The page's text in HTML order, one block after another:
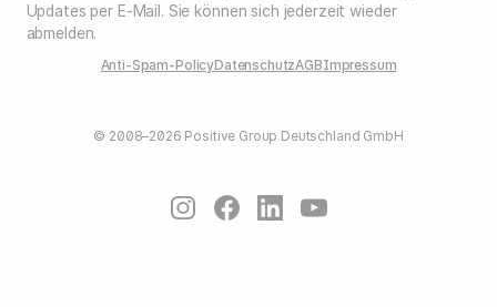
Updates per E-Mail. Sie können sich jederzeit wieder
abmelden.
Anti-Spam-PolicyDatenschutzAGBImpressum
© 2008–2026 Positive Group Deutschland GmbH